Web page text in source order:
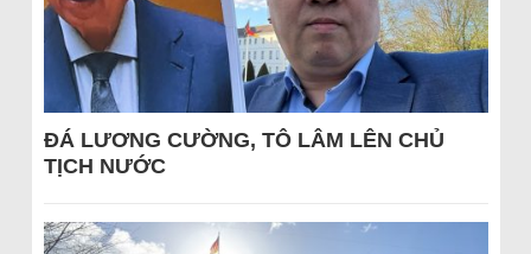
ĐÁ LƯƠNG CƯỜNG, TÔ LÂM LÊN CHỦ
TỊCH NƯỚC